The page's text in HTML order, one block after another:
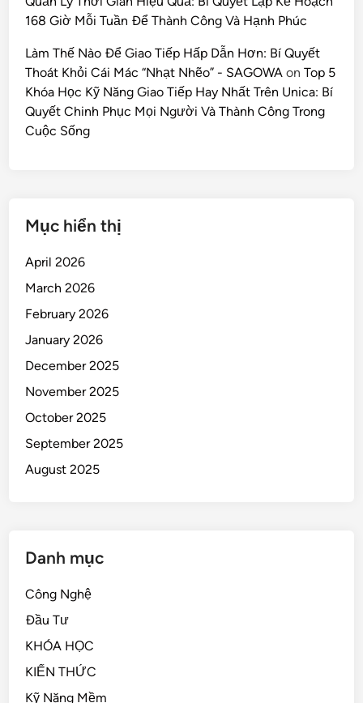
168 Giờ Mỗi Tuần Để Thành Công Và Hạnh Phúc
Làm Thế Nào Để Giao Tiếp Hấp Dẫn Hơn: Bí Quyết
Thoát Khỏi Cái Mác “Nhạt Nhẽo” - SAGOWA onTop 5
Khóa Học Kỹ Năng Giao Tiếp Hay Nhất Trên Unica: Bí
Quyết Chinh Phục Mọi Người Và Thành Công Trong
Cuộc Sống
Mục hiển thị
April 2026
March 2026
February 2026
January 2026
December 2025
November 2025
October 2025
September 2025
August 2025
Danh mục
Công Nghệ
Đầu Tư
KHÓA HỌC
KIẾN THỨC
Kỹ Năng Mềm